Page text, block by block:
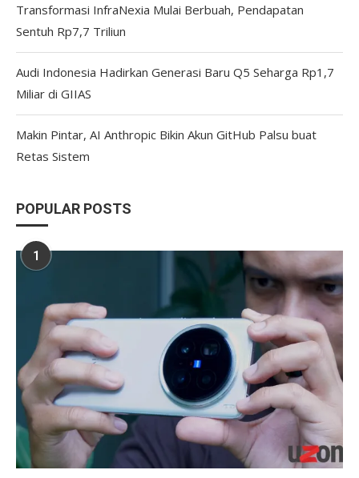
Transformasi InfraNexia Mulai Berbuah, Pendapatan
Sentuh Rp7,7 Triliun
Audi Indonesia Hadirkan Generasi Baru Q5 Seharga Rp1,7
Miliar di GIIAS
Makin Pintar, AI Anthropic Bikin Akun GitHub Palsu buat
Retas Sistem
POPULAR POSTS
1